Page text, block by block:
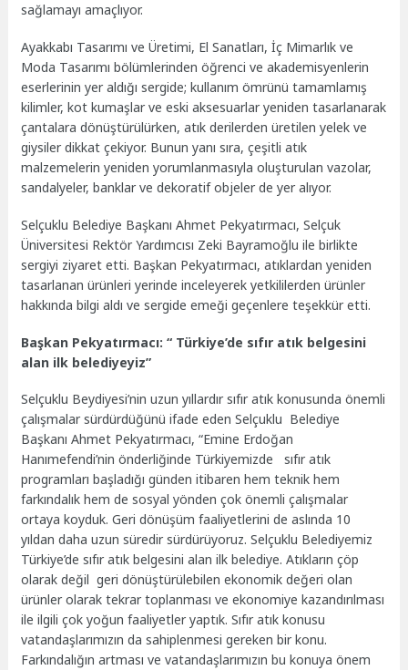
sağlamayı amaçlıyor.
Ayakkabı Tasarımı ve Üretimi, El Sanatları, İç Mimarlık ve
Moda Tasarımı bölümlerinden öğrenci ve akademisyenlerin
eserlerinin yer aldığı sergide; kullanım ömrünü tamamlamış
kilimler, kot kumaşlar ve eski aksesuarlar yeniden tasarlanarak
çantalara dönüştürülürken, atık derilerden üretilen yelek ve
giysiler dikkat çekiyor. Bunun yanı sıra, çeşitli atık
malzemelerin yeniden yorumlanmasıyla oluşturulan vazolar,
sandalyeler, banklar ve dekoratif objeler de yer alıyor.
Selçuklu Belediye Başkanı Ahmet Pekyatırmacı, Selçuk
Üniversitesi Rektör Yardımcısı Zeki Bayramoğlu ile birlikte
sergiyi ziyaret etti. Başkan Pekyatırmacı, atıklardan yeniden
tasarlanan ürünleri yerinde inceleyerek yetkililerden ürünler
hakkında bilgi aldı ve sergide emeği geçenlere teşekkür etti.
Başkan Pekyatırmacı: “ Türkiye’de sıfır atık belgesini
alan ilk belediyeyiz”
Selçuklu Beydiyesi’nin uzun yıllardır sıfır atık konusunda önemli
çalışmalar sürdürdüğünü ifade eden Selçuklu Belediye
Başkanı Ahmet Pekyatırmacı, “Emine Erdoğan
Hanımefendi’nin önderliğinde Türkiyemizde sıfır atık
programları başladığı günden itibaren hem teknik hem
farkındalık hem de sosyal yönden çok önemli çalışmalar
ortaya koyduk. Geri dönüşüm faaliyetlerini de aslında 10
yıldan daha uzun süredir sürdürüyoruz. Selçuklu Belediyemiz
Türkiye’de sıfır atık belgesini alan ilk belediye. Atıkların çöp
olarak değil geri dönüştürülebilen ekonomik değeri olan
ürünler olarak tekrar toplanması ve ekonomiye kazandırılması
ile ilgili çok yoğun faaliyetler yaptık. Sıfır atık konusu
vatandaşlarımızın da sahiplenmesi gereken bir konu.
Farkındalığın artması ve vatandaşlarımızın bu konuya önem